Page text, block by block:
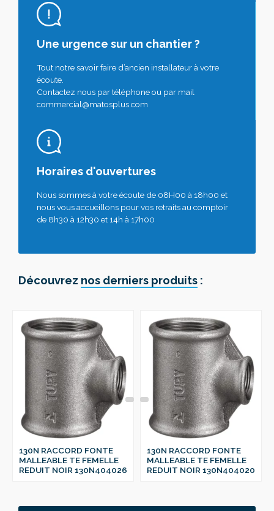
Une urgence sur un chantier ?
Tout notre savoir faire d’ancien installateur à votre
écoute.
Contactez nous par téléphone ou par mail
commercial@matosplus.com
Horaires d'ouvertures
Nous sommes à votre écoute de 08H00 à 18h00 et
nous vous accueillons pour vos retraits au comptoir
de 8h30 à 12h30 et 14h à 17h00
Découvrez nos derniers produits :
130N RACCORD FONTE
MALLEABLE TE FEMELLE
REDUIT NOIR 130N404026
130N RACCORD FONTE
MALLEABLE TE FEMELLE
REDUIT NOIR 130N404020